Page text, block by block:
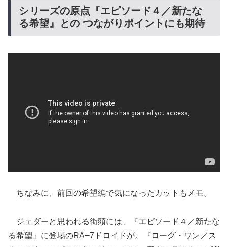
シリーズの原点『エピソード４／新たな
る希望』との つながりポイントにも期待
ちなみに、前回の希望編で気になったカットもメモ。
ジェダーと思われる街頭には、『エピソード４／新たな
る希望』に登場のRA−7ドロイドが。『ローグ・ワン／ス